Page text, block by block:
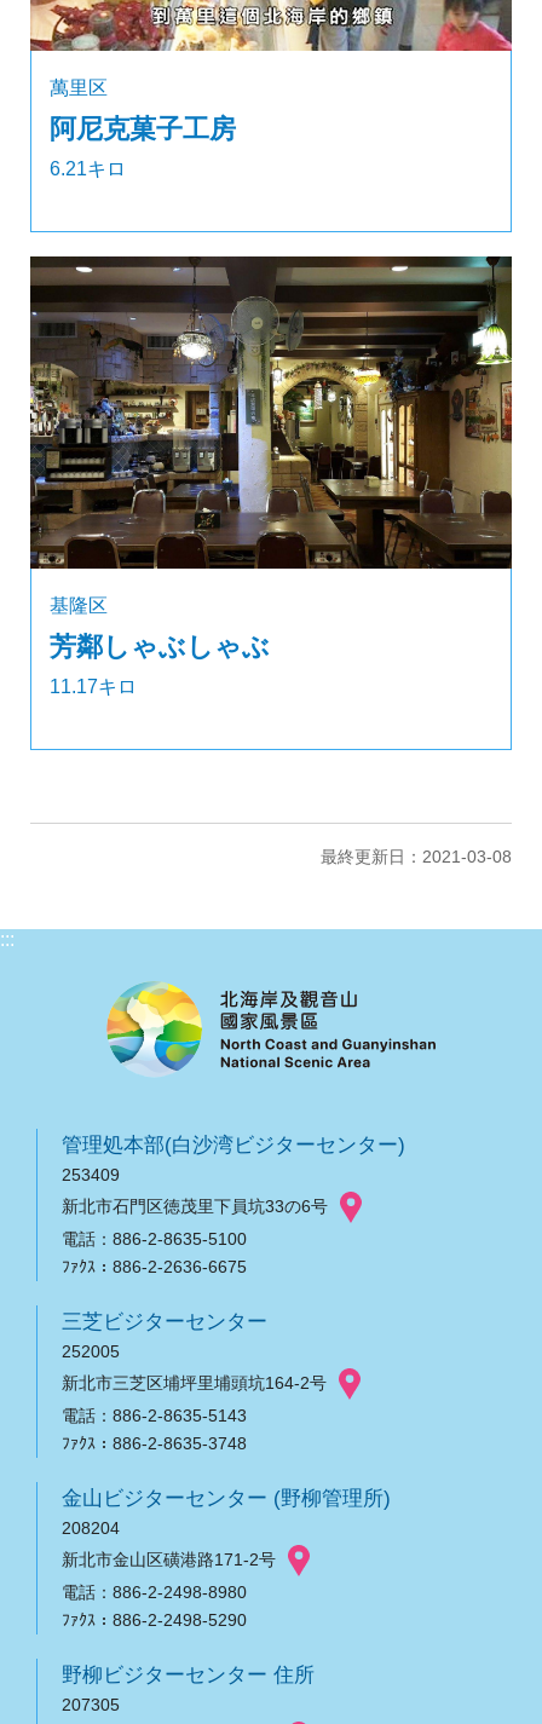
萬里区
阿尼克菓子工房
6.21キロ
基隆区
芳鄰しゃぶしゃぶ
11.17キロ
最終更新日：2021-03-08
:::
管理処本部(白沙湾ビジターセンター)
253409
新北市石門区徳茂里下員坑33の6号
電話：886-2-8635-5100
ﾌｧｸｽ：886-2-2636-6675
三芝ビジターセンター
252005
新北市三芝区埔坪里埔頭坑164-2号
電話：886-2-8635-5143
ﾌｧｸｽ：886-2-8635-3748
金山ビジターセンター (野柳管理所)
208204
新北市金山区磺港路171-2号
電話：886-2-2498-8980
ﾌｧｸｽ：886-2-2498-5290
野柳ビジターセンター 住所
207305